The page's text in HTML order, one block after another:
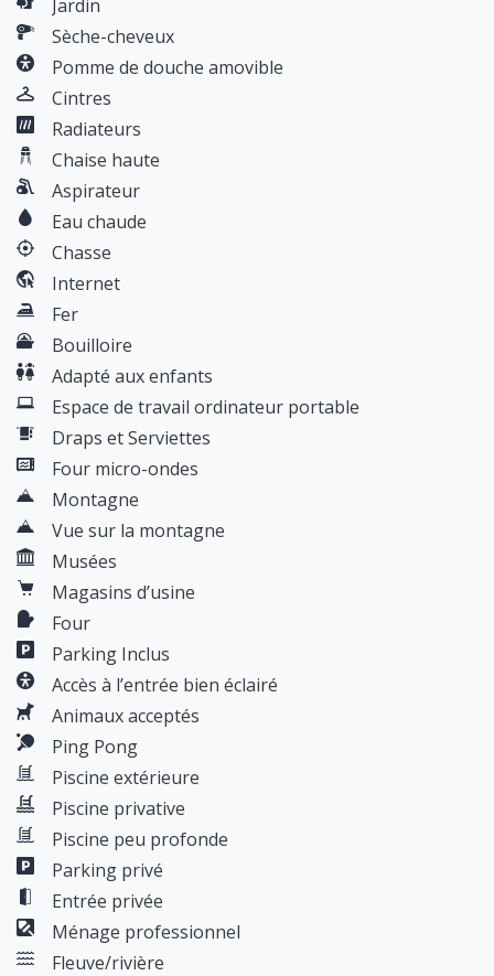
Jardin
Sèche-cheveux
Pomme de douche amovible
Cintres
Radiateurs
Chaise haute
Aspirateur
Eau chaude
Chasse
Internet
Fer
Bouilloire
Adapté aux enfants
Espace de travail ordinateur portable
Draps et Serviettes
Four micro-ondes
Montagne
Vue sur la montagne
Musées
Magasins d’usine
Four
Parking Inclus
Accès à l’entrée bien éclairé
Animaux acceptés
Ping Pong
Piscine extérieure
Piscine privative
Piscine peu profonde
Parking privé
Entrée privée
Ménage professionnel
Fleuve/rivière